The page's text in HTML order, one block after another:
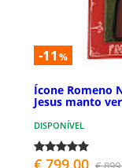
-11 %
Ícone Romeno
Jesus manto
DISPONÍVEL
€ 799,00